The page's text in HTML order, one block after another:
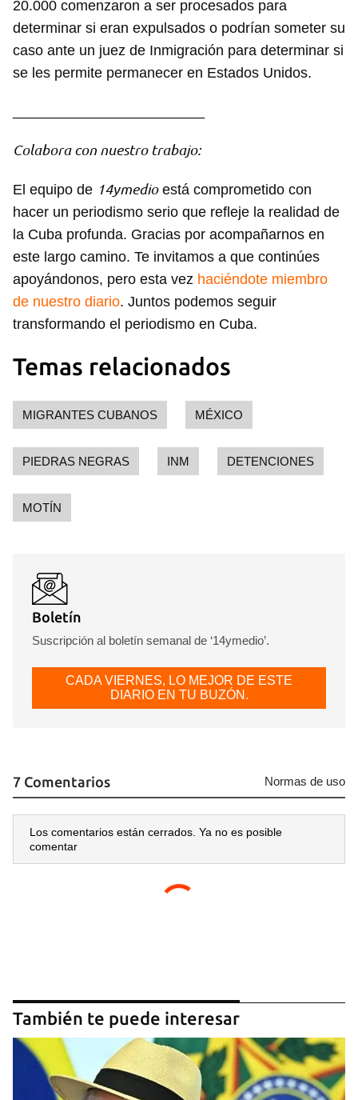
Para poder guardar como favorito, primero has de
iniciar sesión con tu cuenta de 14ymedio.
20.000 comenzaron a ser procesados para
determinar si eran expulsados o podrían someter su
caso ante un juez de Inmigración para determinar si
se les permite permanecer en Estados Unidos.
Colabora con nuestro trabajo:
El equipo de 14ymedioestá comprometido con
hacer un periodismo serio que refleje la realidad de
la Cuba profunda. Gracias por acompañarnos en
este largo camino. Te invitamos a que continúes
apoyándonos, pero esta vez haciéndote miembro
de nuestro diario. Juntos podemos seguir
transformando el periodismo en Cuba.
Temas relacionados
MIGRANTES CUBANOS MÉXICO
PIEDRAS NEGRAS INM DETENCIONES
MOTÍN
Boletín
Suscripción al boletín semanal de ‘14ymedio’.
CADA VIERNES, LO MEJOR DE ESTE
DIARIO EN TU BUZÓN.
7 Comentarios Normas de uso
Los comentarios están cerrados. Ya no es posible
comentar
También te puede interesar